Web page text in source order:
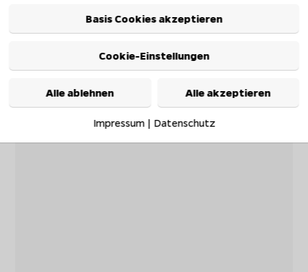
Basis Cookies akzeptieren
Cookie-Einstellungen
Alle ablehnen Alle akzeptieren
Impressum| Datenschutz